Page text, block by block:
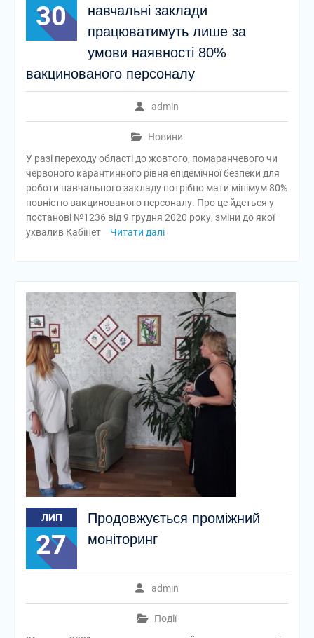
30
навчальні заклади
працюватимуть лише за
умови наявності 80%
вакцинованого персоналу
admin
Новини
У разі переходу області до жовтого, помаранчевого чи
червоного карантинного рівня епідемічної безпеки для
роботи навчального закладу потрібно мати мінімум 80%
повністю вакцинованого персоналу. Про це йдеться у
постанові №1236 від 9 грудня 2020 року, зміни до якої
ухвалив Кабінет
Читати далі
ЛИП
27
Продовжується проміжний
моніторинг
admin
Події